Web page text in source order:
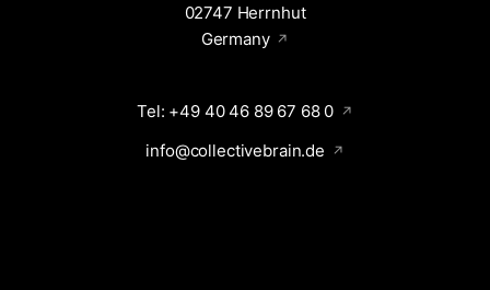
02747 Herrnhut
Germany
Tel: +49 40 46 89 67 68 0
info@collectivebrain.de